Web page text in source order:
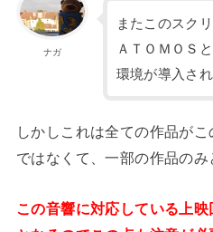
ナガ
またこのスク
ＡＴＯＭＯＳ
環境が導入さ
しかしこれは全ての作品が
ではなくて、一部の作品のみ
この音響に対応している上